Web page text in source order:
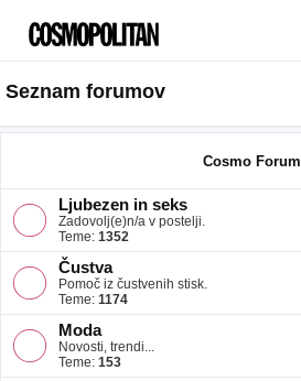
Seznam forumov
Cosmo Forum
Ljubezen in seks
Zadovolj(e)n/a v postelji.
Teme: 1352
Čustva
Pomoč iz čustvenih stisk.
Teme: 1174
Moda
Novosti, trendi...
Teme: 153